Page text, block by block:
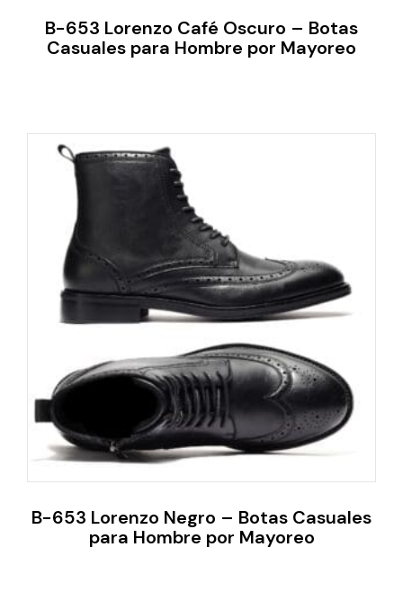
B-653 Lorenzo Café Oscuro – Botas
Casuales para Hombre por Mayoreo
B-653 Lorenzo Negro – Botas Casuales
para Hombre por Mayoreo